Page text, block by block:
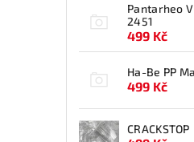
Pantarheo
2451
499 Kč
Ha-Be PP
499 Kč
CRACKSTOP